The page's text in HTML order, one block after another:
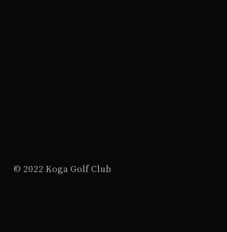
© 2022 Koga Golf Club